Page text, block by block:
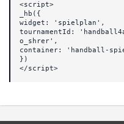
<script>
_hb({
widget: 'spielplan',
tournamentId:
o_shrer',
container: 'handball-
})
</script>